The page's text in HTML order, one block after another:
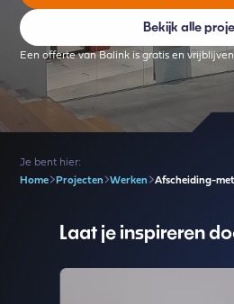
Bekijk alle
Een offerte van Balink is gratis en
Je bent hier:
Home
Projecten Werken Afscheiding-
Laat je inspireren